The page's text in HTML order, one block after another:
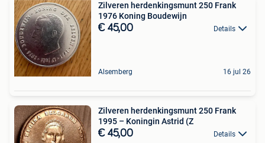
Zilveren herdenkingsmunt 250 Frank
1976 Koning Boudewijn
€ 45,00 Details
Alsemberg 16 jul 26
Zilveren herdenkingsmunt 250 Frank
1995 – Koningin Astrid (Z
€ 45,00 Details